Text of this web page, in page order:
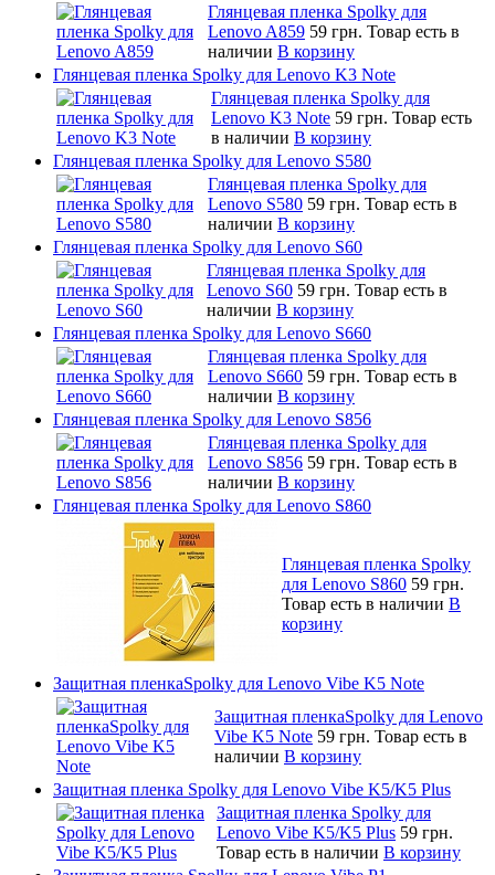
Глянцевая пленка Spolky для
Lenovo A859 59 грн. Товар есть в
наличии В корзину
Глянцевая пленка Spolky для Lenovo K3 Note
Глянцевая пленка Spolky для
Lenovo K3 Note 59 грн. Товар есть
в наличии В корзину
Глянцевая пленка Spolky для Lenovo S580
Глянцевая пленка Spolky для
Lenovo S580 59 грн. Товар есть в
наличии В корзину
Глянцевая пленка Spolky для Lenovo S60
Глянцевая пленка Spolky для
Lenovo S60 59 грн. Товар есть в
наличии В корзину
Глянцевая пленка Spolky для Lenovo S660
Глянцевая пленка Spolky для
Lenovo S660 59 грн. Товар есть в
наличии В корзину
Глянцевая пленка Spolky для Lenovo S856
Глянцевая пленка Spolky для
Lenovo S856 59 грн. Товар есть в
наличии В корзину
Глянцевая пленка Spolky для Lenovo S860
Глянцевая пленка Spolky
для Lenovo S860 59 грн.
Товар есть в наличии В
корзину
Защитная пленкаSpolky для Lenovo Vibe K5 Note
Защитная пленкаSpolky для Lenovo
Vibe K5 Note 59 грн. Товар есть в
наличии В корзину
Защитная пленка Spolky для Lenovo Vibe K5/K5 Plus
Защитная пленка Spolky для
Lenovo Vibe K5/K5 Plus 59 грн.
Товар есть в наличии В корзину